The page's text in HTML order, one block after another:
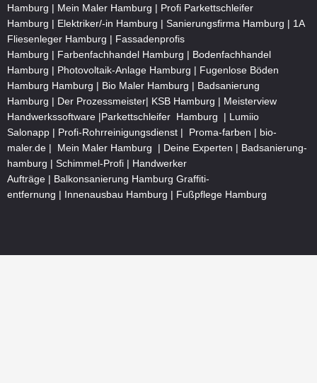
Hamburg
Mein Maler Hamburg
Profi Parkettschleifer
Hamburg
Elektriker/-in Hamburg Sanierungsfirma Hamburg
1A
Fliesenleger Hamburg
Fassadenprofis
Hamburg
Farbenfachhandel Hamburg
Bodenfachhandel
Hamburg
Photovoltaik-Anlage Hamburg
Fugenlose Böden
Hamburg Hamburg
Bio Maler Hamburg
Badsanierung
Hamburg
Der Prozessmeister KSB Hamburg
Meisterview
Handwerkssoftware |
Parkettschleifer Hamburg
Lumiio
Salonapp
Profi-Rohrreinigungsdienst Proma-farben
bio-
maler.de
Mein Maler Hamburg Deine Experten
Badsanierung-
hamburg
Schimmel-Profi
Handwerker
Aufträge
Balkonsanierung Hamburg Graffiti-
entfernung
Innenausbau Hamburg Fußpflege Hamburg